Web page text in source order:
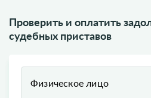
Проверить и оплатить
судебных приставов
Физическое лицо